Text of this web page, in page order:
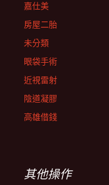
嘉仕美
房屋二胎
未分類
眼袋手術
近視雷射
陰道凝膠
高雄借錢
其他操作